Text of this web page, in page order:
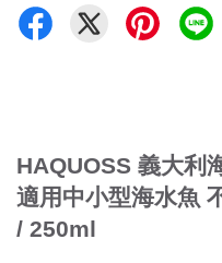
HAQUOSS 義大利
適用中小型海水魚
/ 250ml